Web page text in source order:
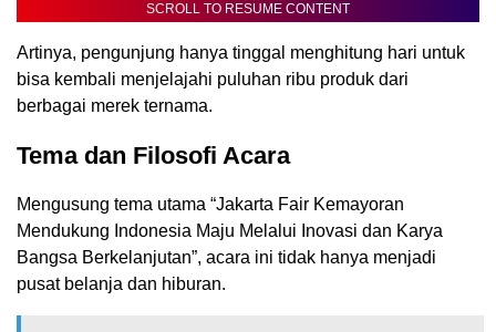
SCROLL TO RESUME CONTENT
Artinya, pengunjung hanya tinggal menghitung hari untuk
bisa kembali menjelajahi puluhan ribu produk dari
berbagai merek ternama.
Tema dan Filosofi Acara
Mengusung tema utama “Jakarta Fair Kemayoran
Mendukung Indonesia Maju Melalui Inovasi dan Karya
Bangsa Berkelanjutan”, acara ini tidak hanya menjadi
pusat belanja dan hiburan.